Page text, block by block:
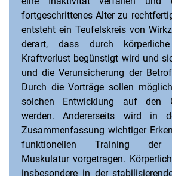
fortgeschrittenes Alter zu
entsteht ein Teufelskreis von
derart, dass durch
Kraftverlust begünstigt wird und
und die Verunsicherung der
Durch die Vorträge sollen
solchen Entwicklung auf den
werden. Andererseits wird in
Zusammenfassung wichtiger
funktionellen Training der
Muskulatur vorgetragen.
insbesondere in der